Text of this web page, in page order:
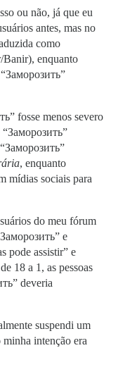
ou não, já que eu
antes, mas no
como
Banir), enquanto
fosse menos severo
, enquanto
mídias sociais para
do meu fórum
e
pode assistir” e
18 a 1, as pessoas
deveria
suspendi um
intenção era